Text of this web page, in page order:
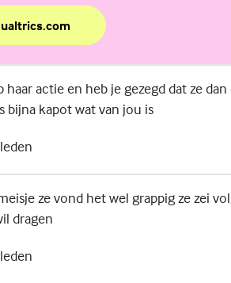
haar actie en heb je gezegd dat ze
bijna kapot wat van jou is
ze vond het wel grappig ze zei
dragen